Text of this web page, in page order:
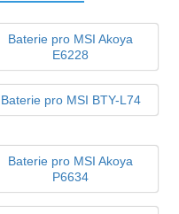
Baterie pro MSI Akoya
E6228
Baterie pro MSI BTY-L74
Baterie pro MSI Akoya
P6634